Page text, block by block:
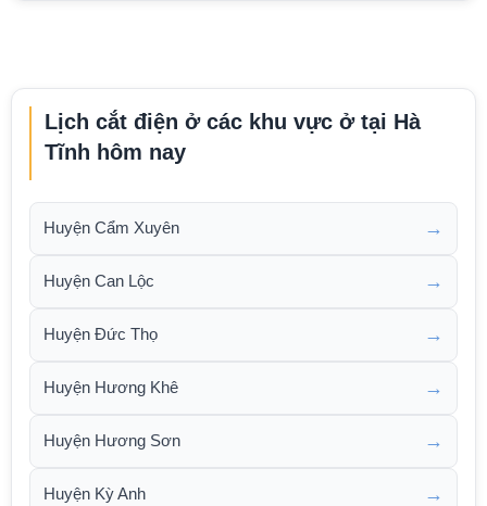
Lịch cắt điện ở các khu vực ở tại Hà
Tĩnh hôm nay
Huyện Cẩm Xuyên →
Huyện Can Lộc →
Huyện Đức Thọ →
Huyện Hương Khê →
Huyện Hương Sơn →
Huyện Kỳ Anh →